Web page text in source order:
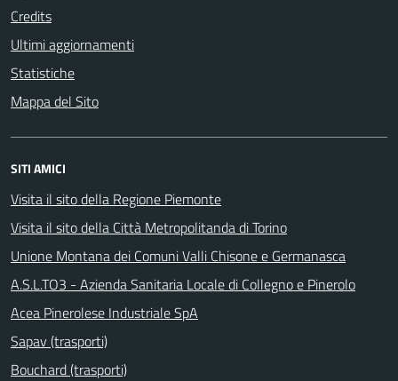
Credits
Ultimi aggiornamenti
Statistiche
Mappa del Sito
SITI AMICI
Visita il sito della Regione Piemonte
Visita il sito della Città Metropolitanda di Torino
Unione Montana dei Comuni Valli Chisone e Germanasca
A.S.L.TO3 - Azienda Sanitaria Locale di Collegno e Pinerolo
Acea Pinerolese Industriale SpA
Sapav (trasporti)
Bouchard (trasporti)